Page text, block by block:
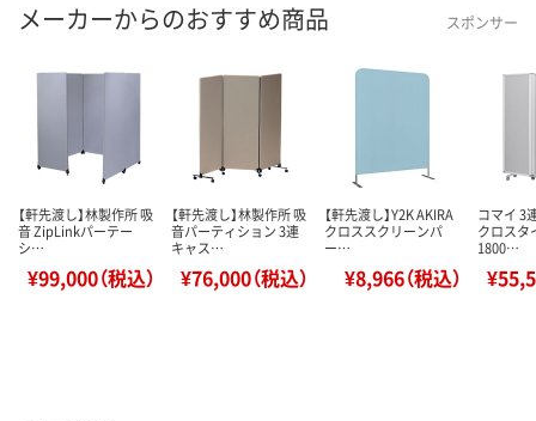
メーカーからのおすすめ商品 スポンサー
【軒先渡し】林製作所 吸
音 ZipLinkパーテー
シ…
¥99,000（税込）
【軒先渡し】林製作所 吸
音パーティション 3連
キャス…
¥76,000（税込）
【軒先渡し】Y2K AKIRA
クロススクリーンパ
ー…
¥8,966（税込）
コマイ 3
クロスタ
1800…